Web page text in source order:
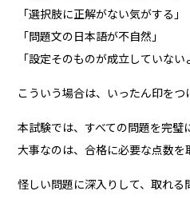
「選択肢に正解がない気がする」
「問題文の日本語が不自然」
「設定そのものが成立していない
こういう場合は、いったん印をつ
本試験では、すべての問題を完璧
大事なのは、合格に必要な点数を
怪しい問題に深入りして、取れる